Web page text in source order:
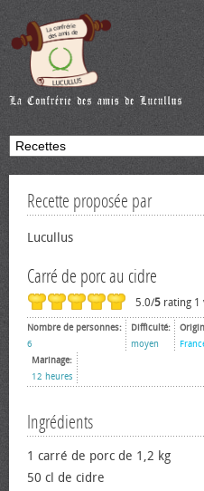
Recette proposée par
Lucullus
Carré de porc au cidre
5.0/5 rating 1
Nombre de personnes:
6
Difficulté:
moyen
Marinage:
12 heures
Ingrédients
1 carré de porc de 1,2 kg
50 cl de cidre